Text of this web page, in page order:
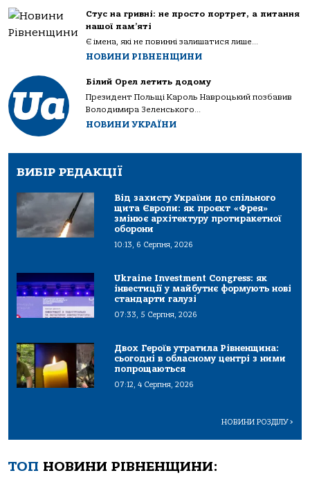
Стус на гривні: не просто портрет, а питання
нашої пам’яті
Є імена, які не повинні залишатися лише...
НОВИНИ РІВНЕНЩИНИ
Білий Орел летить додому
Президент Польщі Кароль Навроцький позбавив
Володимира Зеленського...
НОВИНИ УКРАЇНИ
ВИБІР РЕДАКЦІЇ
Від захисту України до спільного
щита Європи: як проєкт «Фрея»
змінює архітектуру протиракетної
оборони
10:13, 6 Серпня, 2026
Ukraine Investment Congress: як
інвестиції у майбутнє формують нові
стандарти галузі
07:33, 5 Серпня, 2026
Двох Героїв утратила Рівненщина:
сьогодні в обласному центрі з ними
попрощаються
07:12, 4 Серпня, 2026
НОВИНИ РОЗДІЛУ>
ТОП НОВИНИ РІВНЕНЩИНИ: